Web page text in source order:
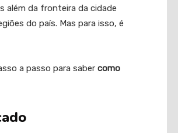
além da fronteira da cidade
do país. Mas para isso, é
a passo para saber como